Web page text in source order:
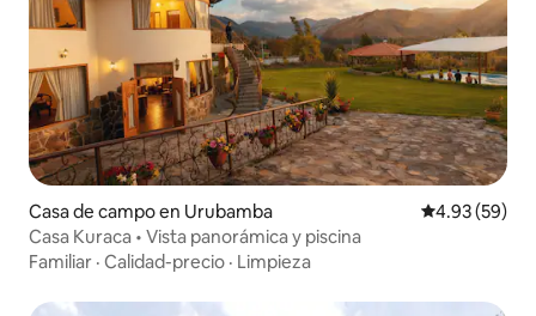
Casa de campo en Urubamba Calificación
4.93 (59)
Casa Kuraca • Vista panorámica y piscina
Familiar · Calidad-precio · Limpieza